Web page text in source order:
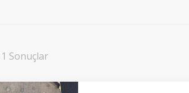
Sonuçlar